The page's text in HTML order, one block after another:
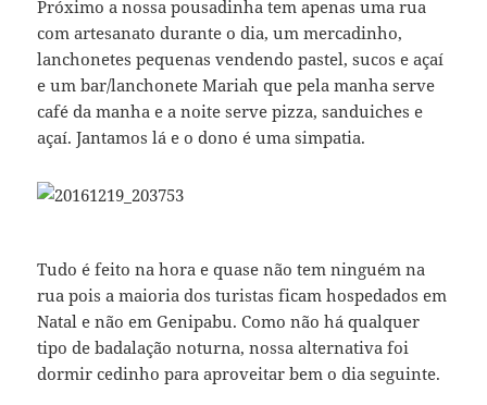
Próximo a nossa pousadinha tem apenas uma rua
com artesanato durante o dia, um mercadinho,
lanchonetes pequenas vendendo pastel, sucos e açaí
e um bar/lanchonete Mariah que pela manha serve
café da manha e a noite serve pizza, sanduiches e
açaí. Jantamos lá e o dono é uma simpatia.
Tudo é feito na hora e quase não tem ninguém na
rua pois a maioria dos turistas ficam hospedados em
Natal e não em Genipabu. Como não há qualquer
tipo de badalação noturna, nossa alternativa foi
dormir cedinho para aproveitar bem o dia seguinte.